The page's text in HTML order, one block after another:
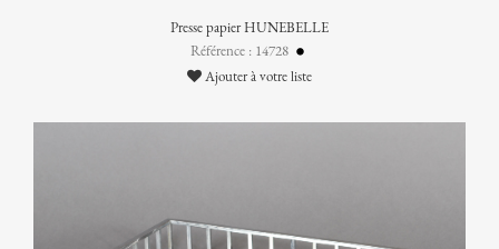
Presse papier HUNEBELLE
Référence : 14728
Ajouter à votre liste